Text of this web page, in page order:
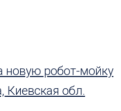
новую робот-мойку
Киевская обл.